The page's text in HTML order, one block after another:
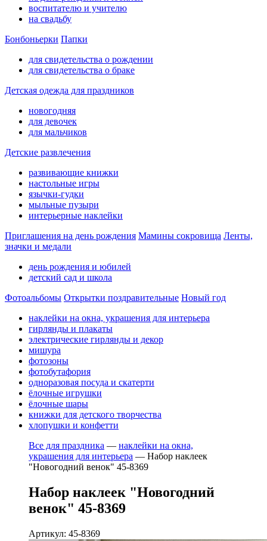
воспитателю и учителю
на свадьбу
Бонбоньерки Папки
для свидетельства о рождении
для свидетельства о браке
Детская одежда для праздников
новогодняя
для девочек
для мальчиков
Детские развлечения
развивающие книжки
настольные игры
язычки-гудки
мыльные пузыри
интерьерные наклейки
Приглашения на день рождения Мамины сокровища Ленты,
значки и медали
день рождения и юбилей
детский сад и школа
Фотоальбомы Открытки поздравительные Новый год
наклейки на окна, украшения для интерьера
гирлянды и плакаты
электрические гирлянды и декор
мишура
фотозоны
фотобутафория
одноразовая посуда и скатерти
ёлочные игрушки
ёлочные шары
книжки для детского творчества
хлопушки и конфетти
Все для праздника — наклейки на окна,
украшения для интерьера — Набор наклеек
"Новогодний венок" 45-8369
Набор наклеек "Новогодний
венок" 45-8369
Артикул: 45-8369